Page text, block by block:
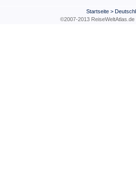
Startseite >
©2007-2013